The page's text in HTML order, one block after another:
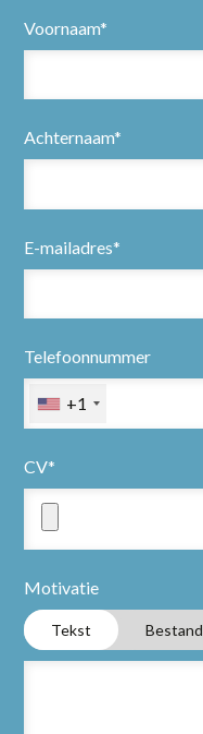
Voornaam*
Achternaam*
E-mailadres*
Telefoonnummer
+1
CV*
Motivatie
Tekst Bestand